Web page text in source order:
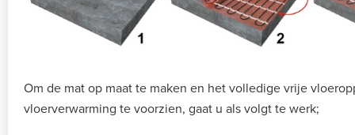
Om de mat op maat te maken en het volledige vrije
vloerverwarming te voorzien, gaat u als volgt te werk;